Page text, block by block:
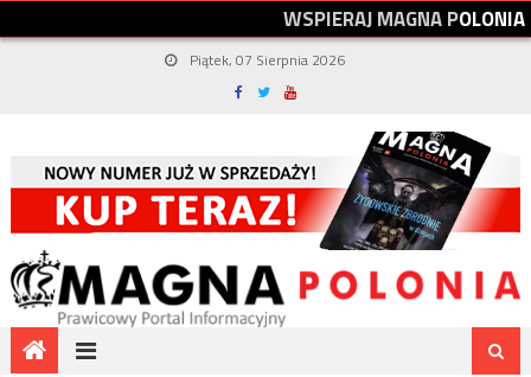
WSPIERAJMAGNAPOLONIA
Piątek, 07 Sierpnia 2026